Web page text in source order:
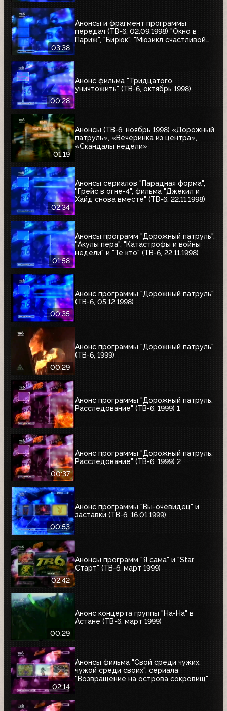
03:38
Анонсы и фрагмент программы
передач (ТВ-6, 02.09.1998) "Окно в
Париж", "Бирюк", "Мюзикл счастливой
00:28
Анонс фильма "Тридцатого
уничтожить" (ТВ-6, октябрь 1998)
01:19
Анонсы (ТВ-6, ноябрь 1998) «Дорожный
патруль», «Вечеринка из центра»,
«Скандалы недели»
02:34
Анонсы сериалов "Парадная форма",
"Грейс в огне-4", фильма "Джекил и
Хайд снова вместе" (ТВ-6, 22.11.1998)
01:58
Анонсы программ "Дорожный патруль",
"Акулы пера", "Катастрофы и войны
недели" и "Те кто" (ТВ-6, 22.11.1998)
00:35
Анонс программы "Дорожный патруль"
(ТВ-6, 05.12.1998)
00:29
Анонс программы "Дорожный патруль"
(ТВ-6, 1999)
Анонс программы "Дорожный патруль.
Расследование" (ТВ-6, 1999) 1
00:37
Анонс программы "Дорожный патруль.
Расследование" (ТВ-6, 1999) 2
00:53
Анонс программы "Вы-очевидец" и
заставки (ТВ-6, 16.01.1999)
02:42
Анонсы программ "Я сама" и "Star
Старт" (ТВ-6, март 1999)
00:29
Анонс концерта группы "На-На" в
Астане (ТВ-6, март 1999)
02:14
Анонсы фильма "Свой среди чужих,
чужой среди своих", сериала
"Возвращение на острова сокровищ" и